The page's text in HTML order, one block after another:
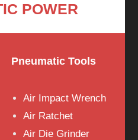
POWER
Pneumatic Tools
Air Impact Wrench
Air Ratchet
Air Die Grinder